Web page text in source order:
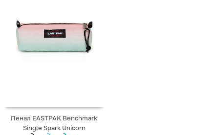
Пенал EASTPAK Benchmark
Single Spark Unicorn